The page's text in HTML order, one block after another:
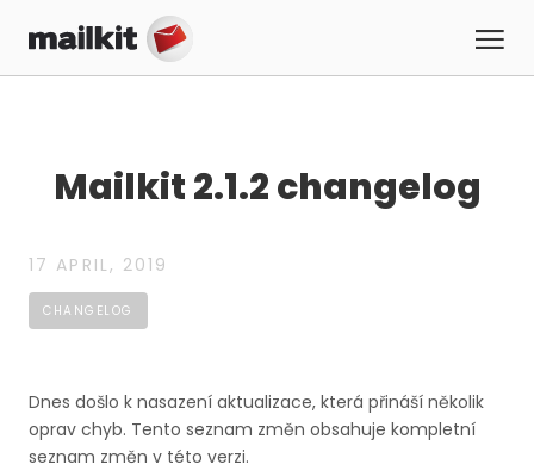
Mailkit 2.1.2 changelog
17 APRIL, 2019
CHANGELOG
Dnes došlo k nasazení aktualizace, která přináší několik
oprav chyb. Tento seznam změn obsahuje kompletní
seznam změn v této verzi.